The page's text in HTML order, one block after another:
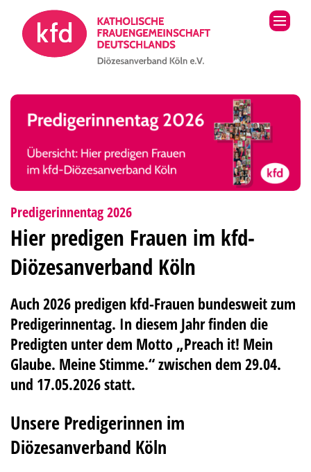
Zum Inhalt springen
Predigerinnentag 2026:
Hier predigen Frauen im kfd-
Diözesanverband Köln
Auch 2026 predigen kfd-Frauen bundesweit zum
Predigerinnentag. In diesem Jahr finden die
Predigten unter dem Motto „Preach it! Mein
Glaube. Meine Stimme.“ zwischen dem 29.04.
und 17.05.2026 statt.
Unsere Predigerinnen im
Diözesanverband Köln